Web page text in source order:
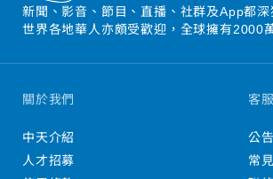
新聞、影音、節目、直播、社群及App都
世界各地華人亦頗受歡迎，全球擁有2000
關於我們
中天介紹
人才招募
客
公告
常